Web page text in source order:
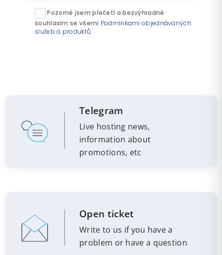
Pozorně jsem přečetl a bezvýhradně
souhlasím se všemi Podmínkami objednávaných
služeb a produktů
Telegram
Live hosting news,
information about
promotions, etc
Open ticket
Write to us if you have a
problem or have a question